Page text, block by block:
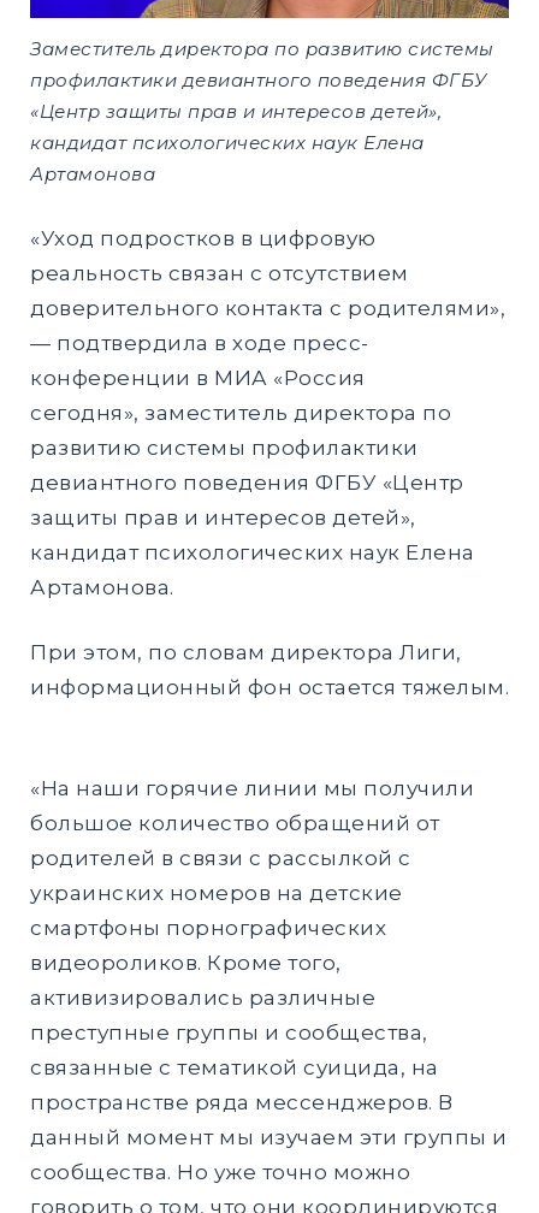
Заместитель директора по развитию системы
профилактики девиантного поведения ФГБУ
«Центр защиты прав и интересов детей»,
кандидат психологических наук Елена
Артамонова
«Уход подростков в цифровую
реальность связан с отсутствием
доверительного контакта с родителями»,
— подтвердила в ходе пресс-
конференции в МИА «Россия
сегодня», заместитель директора по
развитию системы профилактики
девиантного поведения ФГБУ «Центр
защиты прав и интересов детей»,
кандидат психологических наук Елена
Артамонова.
При этом, по словам директора Лиги,
информационный фон остается тяжелым.
«На наши горячие линии мы получили
большое количество обращений от
родителей в связи с рассылкой с
украинских номеров на детские
смартфоны порнографических
видеороликов. Кроме того,
активизировались различные
преступные группы и сообщества,
связанные с тематикой суицида, на
пространстве ряда мессенджеров. В
данный момент мы изучаем эти группы и
сообщества. Но уже точно можно
говорить о том, что они координируются